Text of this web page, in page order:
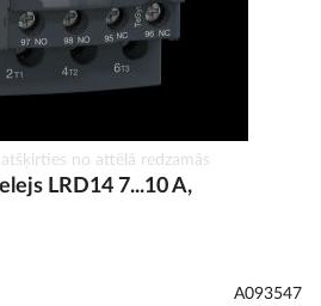
atšķirties no attēlā redzamās
LRD14 7...10 A,
A093547